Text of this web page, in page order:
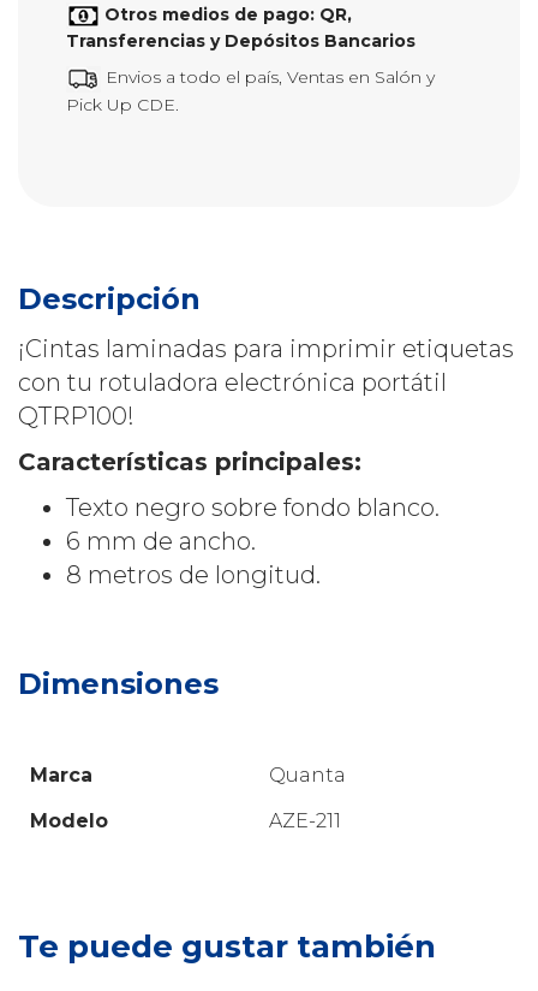
Otros medios de pago: QR,
Transferencias y Depósitos Bancarios
Envios a todo el país, Ventas en Salón y
Pick Up CDE.
Descripción
¡Cintas laminadas para imprimir etiquetas
con tu rotuladora electrónica portátil
QTRP100!
Características principales:
Texto negro sobre fondo blanco.
6 mm de ancho.
8 metros de longitud.
Dimensiones
Marca
Quanta
Modelo
AZE-211
Te puede gustar también